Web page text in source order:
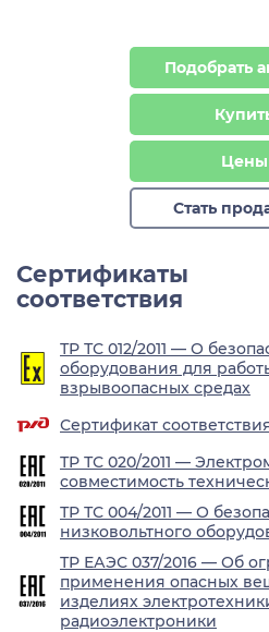
Подобрать
Цены
Стать
Сертификаты
соответствия
ТР ТС 012/2011 — О
оборудования для
взрывоопасных средах
Сертификат
ТР ТС 020/2011 —
совместимость
ТР ТС 004/2011 — О
низковольтного
ТР ЕАЭС 037/2016 — Об
применения опасных
изделиях
радиоэлектроники